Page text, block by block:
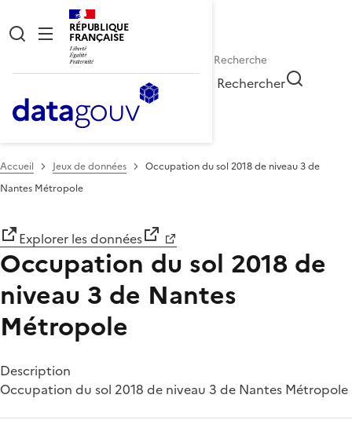
RÉPUBLIQUE
FRANÇAISE
Rechercher
Accueil Jeux de données
Occupation du sol 2018 de niveau 3 de
Nantes Métropole
Explorer les données
Occupation du sol 2018 de
niveau 3 de Nantes
Métropole
Description
Occupation du sol 2018 de niveau 3 de Nantes Métropole